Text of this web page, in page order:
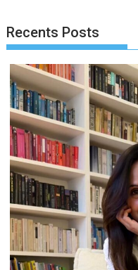
Recents Posts